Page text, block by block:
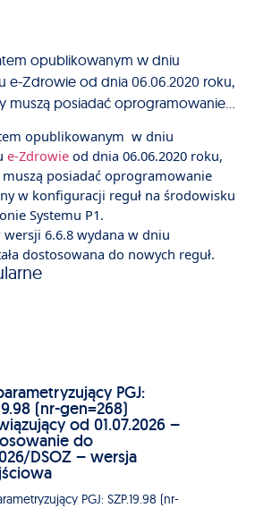
opublikowanym w dniu
e-Zdrowie od dnia 06.06.2020 roku,
muszą posiadać oprogramowanie…
opublikowanym w dniu
e-Zdrowie od dnia 06.06.2020 roku,
posiadać oprogramowanie
w konfiguracji reguł na środowisku
Systemu P1.
6.6.8 wydana w dniu
dostosowana do nowych reguł.
PGJ:
(nr-gen=268)
od 01.07.2026 –
do
DSOZ – wersja
PGJ: SZP.19.98 (nr-